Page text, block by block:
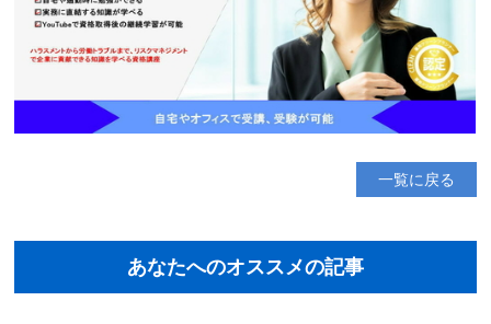
一覧に戻る
あなたへのオススメの記事